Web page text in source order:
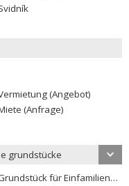
(Angebot)
(Anfrage)
grundstücke
für Einfamilienhäuser